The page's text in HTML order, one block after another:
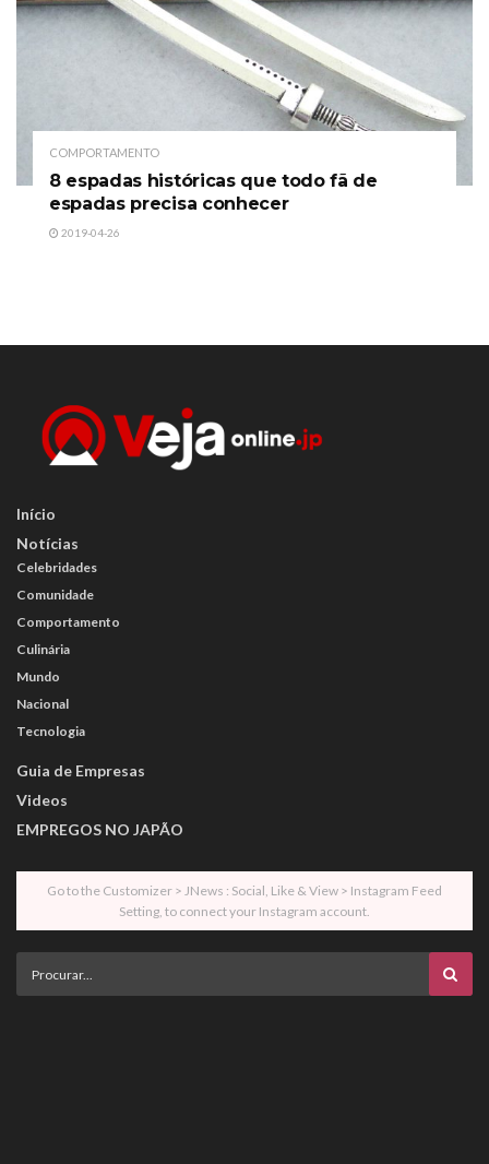
COMPORTAMENTO
8 espadas históricas que todo fã de
espadas precisa conhecer
2019-04-26
Início
Notícias
Celebridades
Comunidade
Comportamento
Culinária
Mundo
Nacional
Tecnologia
Guia de Empresas
Videos
EMPREGOS NO JAPÃO
Go to the Customizer > JNews : Social, Like & View > Instagram Feed
Setting, to connect your Instagram account.